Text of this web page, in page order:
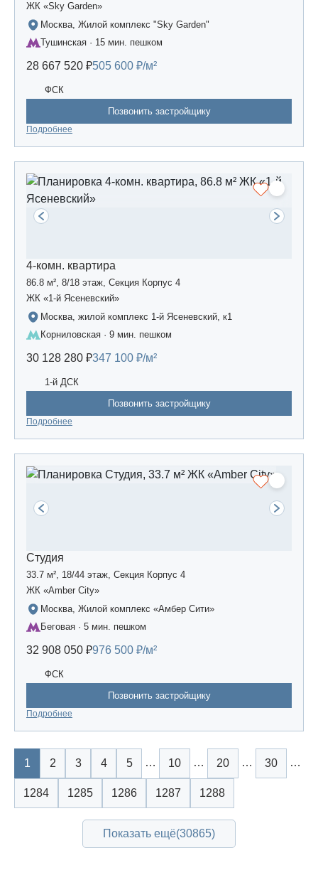
ЖК «Sky Garden»
Москва, Жилой комплекс "Sky Garden"
Тушинская · 15 мин. пешком
28 667 520 ₽505 600 ₽/м²
ФСК
Позвонить застройщику
Подробнее
4-комн. квартира
86.8 м², 8/18 этаж, Секция Корпус 4
ЖК «1-й Ясеневский»
Москва, жилой комплекс 1-й Ясеневский, к1
Корниловская · 9 мин. пешком
30 128 280 ₽347 100 ₽/м²
1-й ДСК
Позвонить застройщику
Подробнее
Студия
33.7 м², 18/44 этаж, Секция Корпус 4
ЖК «Amber Сity»
Москва, Жилой комплекс «Амбер Сити»
Беговая · 5 мин. пешком
32 908 050 ₽976 500 ₽/м²
ФСК
Позвонить застройщику
Подробнее
1 2 3 4 5 … 10 … 20 … 30 …
1284 1285 1286 1287 1288
Показать ещё(30865)